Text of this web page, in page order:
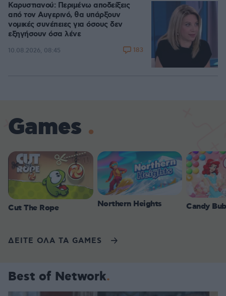
Καρυστιανού: Περιμένω αποδείξεις
από τον Αυγερινό, θα υπάρξουν
νομικές συνέπειες για όσους δεν
εξηγήσουν όσα λένε
10.08.2026, 08:45 183
Games
Cut The Rope Northern Heights Candy
ΔΕΙΤΕ ΟΛΑ ΤΑ GAMES
Best of Network